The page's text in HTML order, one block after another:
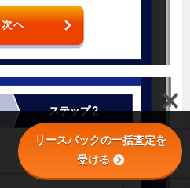
リースバックの一括査定を
受ける